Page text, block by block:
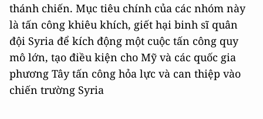
thánh chiến. Mục tiêu chính của các nhóm này
là tấn công khiêu khích, giết hại binh sĩ quân
đội Syria để kích động một cuộc tấn công quy
mô lớn, tạo điều kiện cho Mỹ và các quốc gia
phương Tây tấn công hỏa lực và can thiệp vào
chiến trường Syria